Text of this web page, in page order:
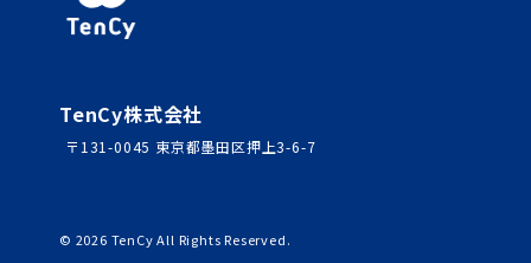
TenCy株式会社
〒131-0045 東京都墨田区押上3-6-7
© 2026 TenCy All Rights Reserved.